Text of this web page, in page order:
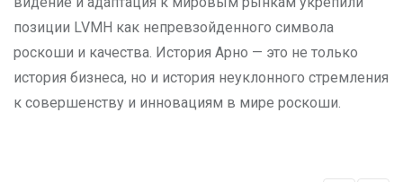
позиции LVMH как непревзойденного символа
роскоши и качества. История Арно — это не только
история бизнеса, но и история неуклонного стремления
к совершенству и инновациям в мире роскоши.